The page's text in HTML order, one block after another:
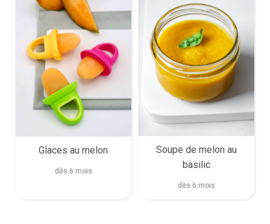
Glaces au melon
dès 6 mois
Soupe de melon au
basilic
dès 6 mois